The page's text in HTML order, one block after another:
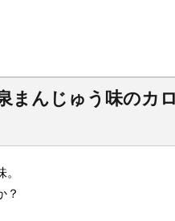
まんじゅう味のカ
？